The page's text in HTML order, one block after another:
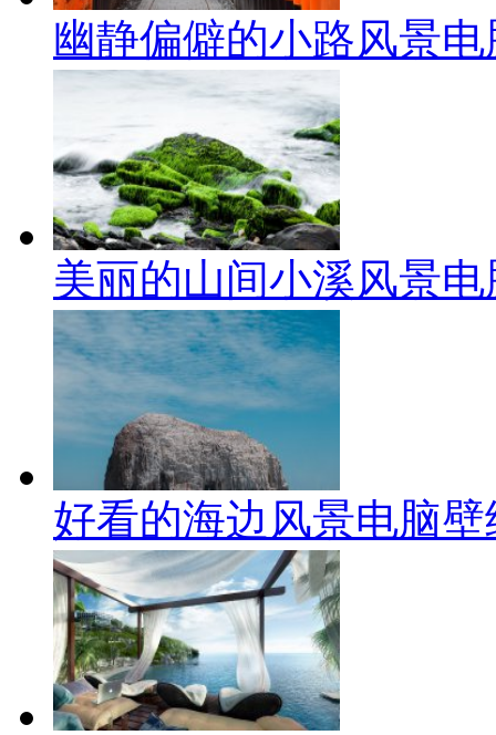
幽静偏僻的小路风景
美丽的山间小溪风景
好看的海边风景电脑壁